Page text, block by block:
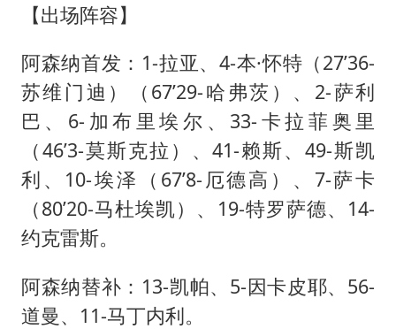
【出场阵容】
阿森纳首发：1-拉亚、4-本·怀特（27’36-
苏维门迪）（67’29-哈弗茨）、2-萨利
巴、6-加布里埃尔、33-卡拉菲奥里
（46’3-莫斯克拉）、41-赖斯、49-斯凯
利、10-埃泽（67’8-厄德高）、7-萨卡
（80’20-马杜埃凯）、19-特罗萨德、14-
约克雷斯。
阿森纳替补：13-凯帕、5-因卡皮耶、56-
道曼、11-马丁内利。